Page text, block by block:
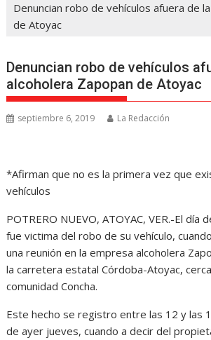
Denuncian robo de vehículos afuera de
de Atoyac
Denuncian robo de vehículos
alcoholera Zapopan de Atoyac
septiembre 6, 2019 La Redacción
*Afirman que no es la primera vez que
vehículos
POTRERO NUEVO, ATOYAC, VER.-El día
fue victima del robo de su vehículo,
una reunión en la empresa alcoholera
la carretera estatal Córdoba-Atoyac,
comunidad Concha.
Este hecho se registro entre las 12 y las
de ayer jueves, cuando a decir del